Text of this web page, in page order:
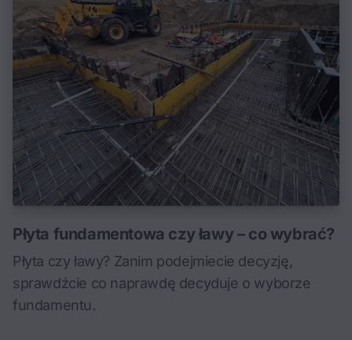
Płyta fundamentowa czy ławy – co wybrać?
Płyta czy ławy? Zanim podejmiecie decyzję,
sprawdźcie co naprawdę decyduje o wyborze
fundamentu.